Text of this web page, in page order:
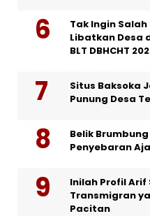
Tak Ingin
Libatkan Desa
BLT DBHCHT
Situs Baksoka
Punung Desa
Belik
Penyebaran
Inilah Profil Arif
Transmigran
Pacitan